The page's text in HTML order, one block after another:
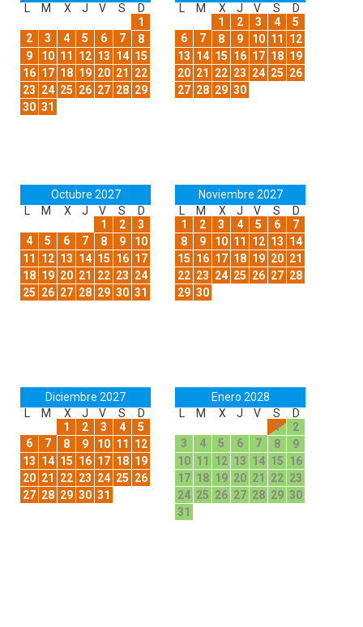
M X J V S
D
1
2
3 4 5 6 7
8
9
10 11 12 13 14 15
16 17 18 19 20 21
22
23 24 25 26 27 28 29
30 31
M X J V S
D
1
2 3 4
5
6
7 8 9 10 11
12
13 14 15 16 17 18 19
20 21 22 23 24 25 26
27 28 29 30
Octubre 2027
M X J V S
D
1
2
3
4
5 6 7 8 9
10
11
12 13 14 15 16 17
18 19 20 21 22 23 24
25 26 27 28 29 30 31
Noviembre 2027
M X J V S
D
1
2 3 4 5 6
7
8
9 10 11 12 13 14
15 16 17 18 19 20 21
22 23 24 25 26 27 28
29 30
Diciembre 2027
M X J V S
D
1
2 3 4
5
6
7 8 9 10 11
12
13 14 15 16 17 18 19
20 21 22 23 24 25 26
27 28 29 30 31
Enero 2028
M X J V S
D
1
2
3
4 5 6 7 8
9
10 11 12 13 14 15 16
17 18 19 20 21 22 23
24 25 26 27 28 29 30
31